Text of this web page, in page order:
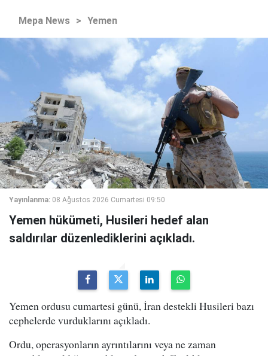
Mepa News > Yemen
Yayınlanma: 08 Ağustos 2026 Cumartesi 09:50
Yemen hükümeti, Husileri hedef alan
saldırılar düzenlediklerini açıkladı.
Yemen ordusu cumartesi günü, İran destekli Husileri bazı
cephelerde vurduklarını açıkladı.
Ordu, operasyonların ayrıntılarını veya ne zaman